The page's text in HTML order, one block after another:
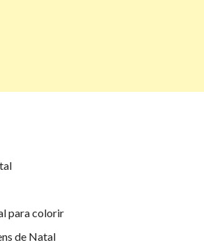
para colorir
de Natal